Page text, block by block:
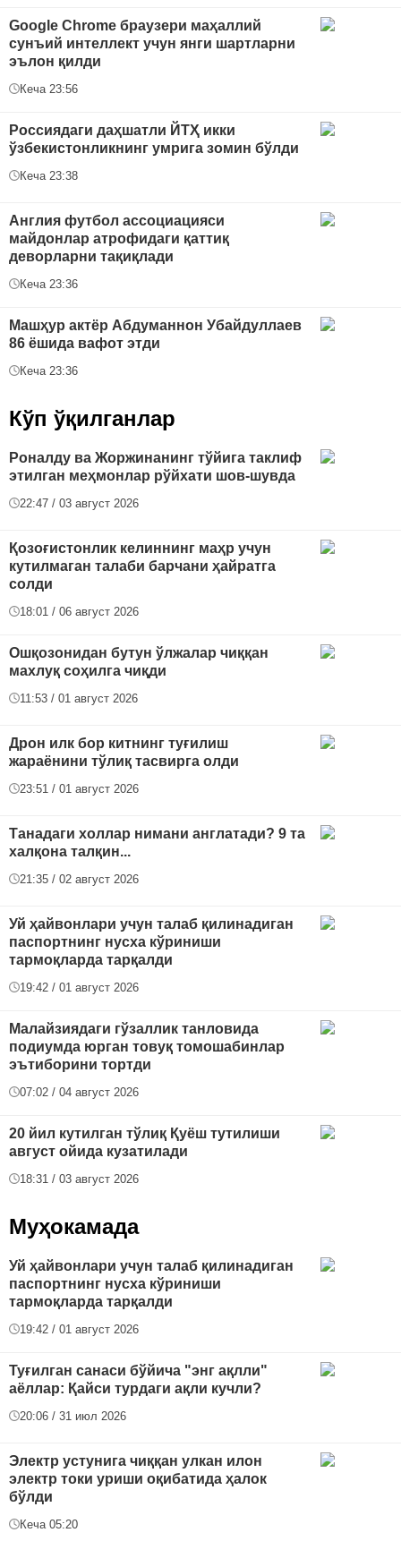
Google Chrome браузери маҳаллий
сунъий интеллект учун янги шартларни
эълон қилди
Кеча 23:56
Россиядаги даҳшатли ЙТҲ икки
ўзбекистонликнинг умрига зомин бўлди
Кеча 23:38
Англия футбол ассоциацияси
майдонлар атрофидаги қаттиқ
деворларни тақиқлади
Кеча 23:36
Машҳур актёр Абдуманнон Убайдуллаев
86 ёшида вафот этди
Кеча 23:36
Кўп ўқилганлар
Роналду ва Жоржинанинг тўйига таклиф
этилган меҳмонлар рўйхати шов-шувда
22:47 / 03 август 2026
Қозоғистонлик келиннинг маҳр учун
кутилмаган талаби барчани ҳайратга
солди
18:01 / 06 август 2026
Ошқозонидан бутун ўлжалар чиққан
махлуқ соҳилга чиқди
11:53 / 01 август 2026
Дрон илк бор китнинг туғилиш
жараёнини тўлиқ тасвирга олди
23:51 / 01 август 2026
Танадаги холлар нимани англатади? 9 та
халқона талқин...
21:35 / 02 август 2026
Уй ҳайвонлари учун талаб қилинадиган
паспортнинг нусха кўриниши
тармоқларда тарқалди
19:42 / 01 август 2026
Малайзиядаги гўзаллик танловида
подиумда юрган товуқ томошабинлар
эътиборини тортди
07:02 / 04 август 2026
20 йил кутилган тўлиқ Қуёш тутилиши
август ойида кузатилади
18:31 / 03 август 2026
Муҳокамада
Уй ҳайвонлари учун талаб қилинадиган
паспортнинг нусха кўриниши
тармоқларда тарқалди
19:42 / 01 август 2026
Туғилган санаси бўйича "энг ақлли"
аёллар: Қайси турдаги ақли кучли?
20:06 / 31 июл 2026
Электр устунига чиққан улкан илон
электр токи уриши оқибатида ҳалок
бўлди
Кеча 05:20